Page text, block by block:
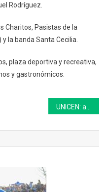
Rodríguez.
Charitos, Pasistas de la
la banda Santa Cecilia.
plaza deportiva y recreativa,
y gastronómicos.